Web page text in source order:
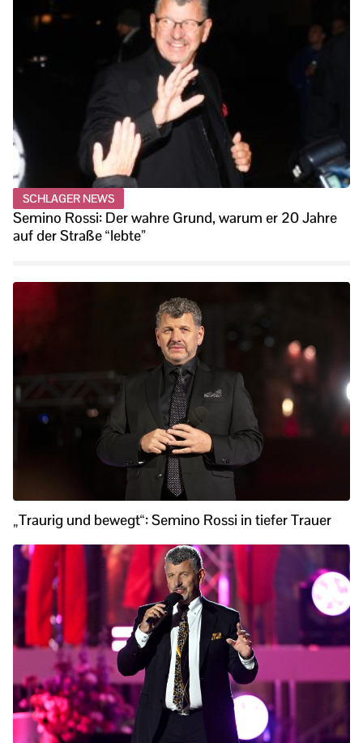
SCHLAGER NEWS
Semino Rossi: Der wahre Grund, warum er 20 Jahre
auf der Straße “lebte”
„Traurig und bewegt“: Semino Rossi in tiefer Trauer